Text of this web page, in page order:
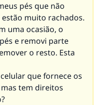
pés que não
muito rachados.
uma ocasião, o
e removi parte
o resto. Esta
que fornece os
tem direitos